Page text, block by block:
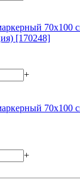
70х100
[170248]
+
70х100
+